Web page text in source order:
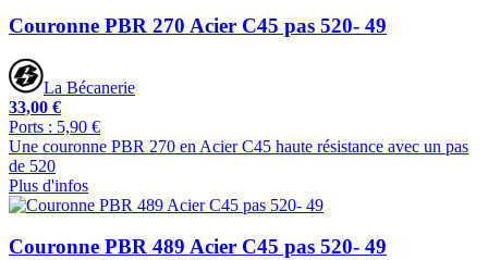
Couronne PBR 270 Acier C45 pas 520- 49
La Bécanerie
33,00 €
Ports : 5,90 €
Une couronne PBR 270 en Acier C45 haute résistance avec un pas
de 520
Plus d'infos
Couronne PBR 489 Acier C45 pas 520- 49